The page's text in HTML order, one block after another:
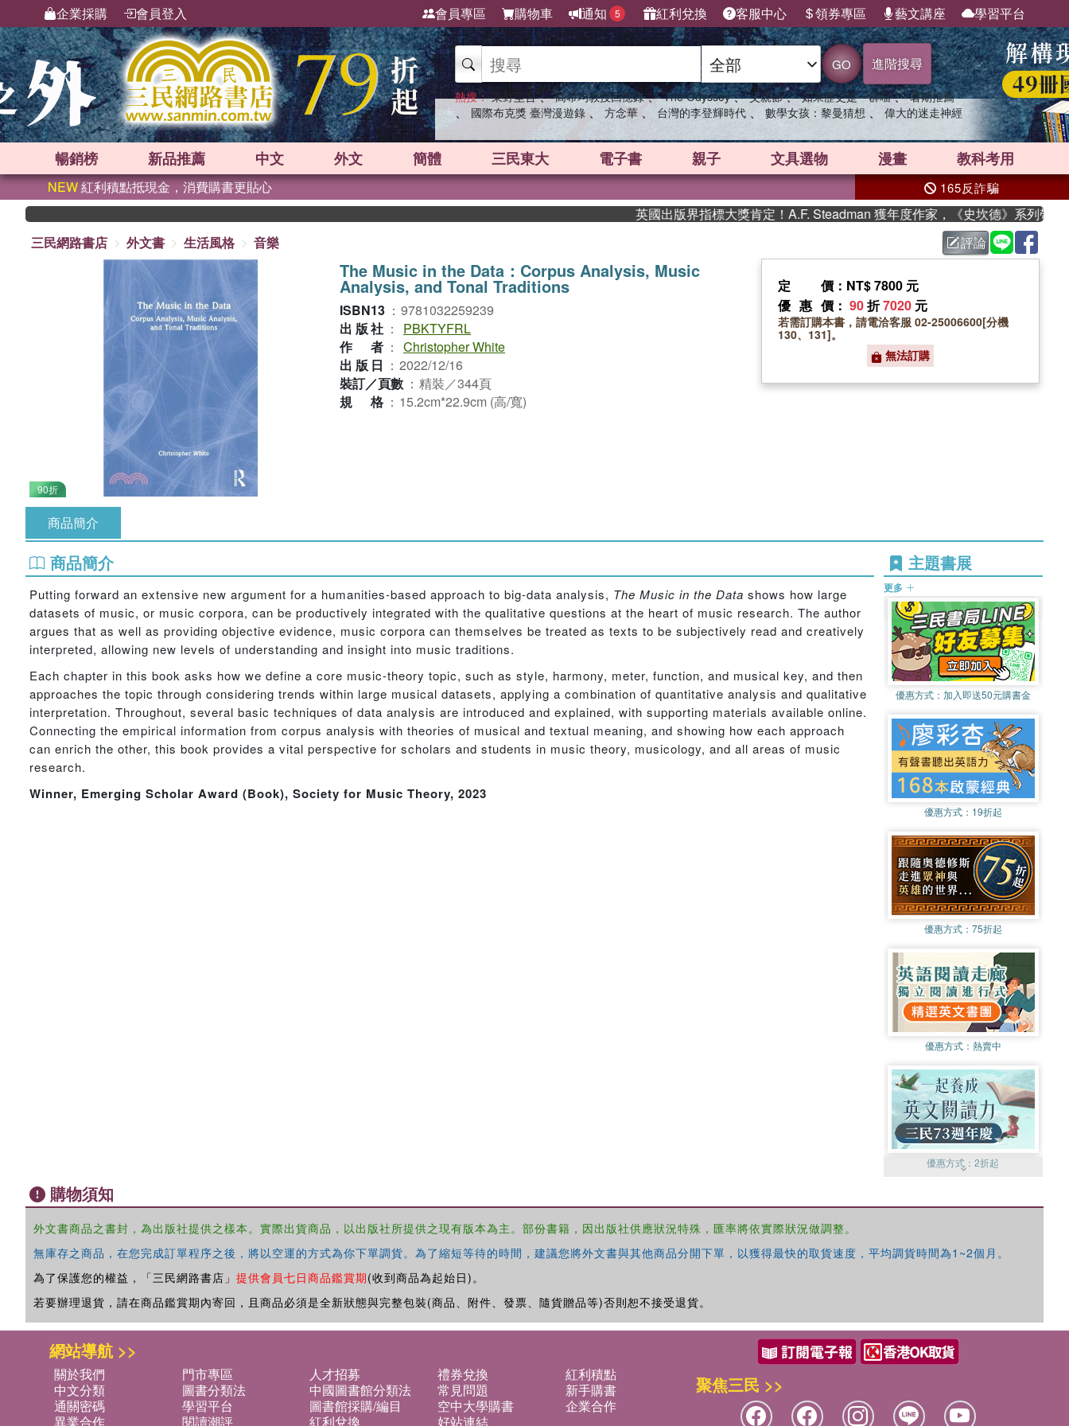
企業採購 會員登入 會員專區 購物車 通知 5 紅利兌換 客服中心 領券專區 藝文講座 學習平台
GO 進階搜尋
熱搜： 東野圭吾 、 高希均教授回憶錄 、 The Odyssey 、 父親節 、 如果歷史是一群喵 、 暑期推薦
、 國際布克獎 臺灣漫遊錄 、 方念華 、 台灣的李登輝時代 、 數學女孩：黎曼猜想 、 偉大的迷走神經
暢銷榜 新品推薦 中文 外文 簡體 三民東大 電子書 親子 文具選物 漫畫 教科考用
NEW紅利積點抵現金，消費購書更貼心 165反詐騙
英國出版界指標大獎肯定！A.F. Steadman 獲年度作家，《史坎德》系列帶你踏上
三民網路書店
外文書 生活風格 音樂 評論
90折
The Music in the Data：Corpus Analysis, Music
Analysis, and Tonal Traditions
ISBN13 ： 9781032259239
出版社 ：
PBKTYFRL
作者 ： Christopher White
出版日 ： 2022/12/16
裝訂／頁數 ： 精裝／344頁
規格 ： 15.2cm*22.9cm (高/寬)
定價 ：NT$ 7800 元
優惠價 ： 90折7020 元
若需訂購本書，請電洽客服 02-25006600[分機
130、131]。
無法訂購
商品簡介
商品簡介
Putting forward an extensive new argument for a humanities-based approach to big-data analysis, The Music in the Data shows how large
datasets of music, or music corpora, can be productively integrated with the qualitative questions at the heart of music research. The author
argues that as well as providing objective evidence, music corpora can themselves be treated as texts to be subjectively read and creatively
interpreted, allowing new levels of understanding and insight into music traditions.
Each chapter in this book asks how we define a core music-theory topic, such as style, harmony, meter, function, and musical key, and then
approaches the topic through considering trends within large musical datasets, applying a combination of quantitative analysis and qualitative
interpretation. Throughout, several basic techniques of data analysis are introduced and explained, with supporting materials available online.
Connecting the empirical information from corpus analysis with theories of musical and textual meaning, and showing how each approach
can enrich the other, this book provides a vital perspective for scholars and students in music theory, musicology, and all areas of music
research.
Winner, Emerging Scholar Award (Book), Society for Music Theory, 2023
主題書展
更多
優惠方式： 加入即送50元購書金
優惠方式： 19折起
優惠方式： 75折起
優惠方式： 熱賣中
優惠方式：2折起
購物須知
外文書商品之書封，為出版社提供之樣本。實際出貨商品，以出版社所提供之現有版本為主。部份書籍，因出版社供應狀況特殊，匯率將依實際狀況做調整。
無庫存之商品，在您完成訂單程序之後，將以空運的方式為你下單調貨。為了縮短等待的時間，建議您將外文書與其他商品分開下單，以獲得最快的取貨速度，平均調貨時間為1~2個月。
為了保護您的權益，「三民網路書店」 提供會員七日商品鑑賞期(收到商品為起始日)。
若要辦理退貨，請在商品鑑賞期內寄回，且商品必須是全新狀態與完整包裝(商品、附件、發票、隨貨贈品等)否則恕不接受退貨。
網站導航 >>
關於我們 門市專區 人才招募 禮券兌換
紅利積點
中文分類
圖書分類法 中國圖書館分類法 常見問題
新手購書
通關密碼
學習平台 圖書館採購/編目 空中大學購書
企業合作
異業合作
閱讀潮評 紅利兌換 好站連結
聚焦三民 >>